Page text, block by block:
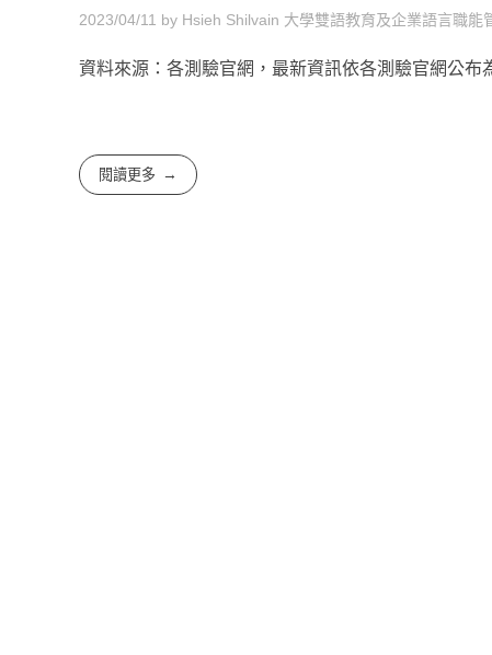
2023/04/11 by Hsieh Shilvain 大學雙語教育及企業語言職能
資料來源：各測驗官網，最新資訊依各測驗官網公
閱讀更多